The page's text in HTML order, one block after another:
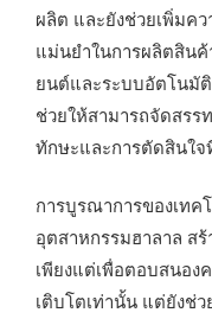
ผลิต และยังช่วยเพิ่มค
แม่นยำในการผลิตสิน
ยนต์และระบบอัตโนมัติ
ช่วยให้สามารถจัดสรร
ทักษะและการตัดสินใจ
การบูรณาการของเทค
อุตสาหกรรมฮาลาล ส
เพียงแต่เพื่อตอบสนอง
เติบโตเท่านั้น แต่ยังช่